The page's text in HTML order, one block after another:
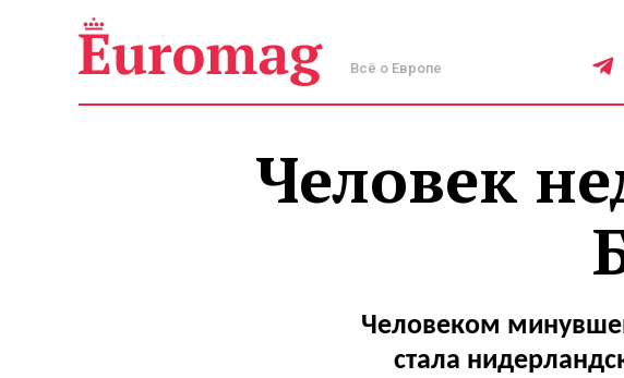
Всё о Европе
Человек
Человеком
стала